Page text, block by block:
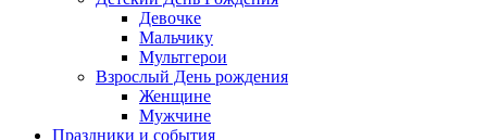
Девочке
Мальчику
Мультгерои
Взрослый День рождения
Женщине
Мужчине
Праздники и события